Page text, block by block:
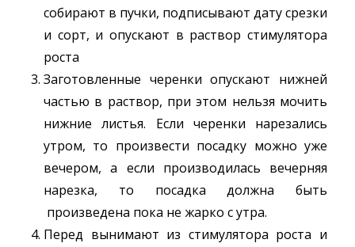
собирают в пучки, подписывают дату срезки
и сорт, и опускают в раствор стимулятора
роста
Заготовленные черенки опускают нижней
частью в раствор, при этом нельзя мочить
нижние листья. Если черенки нарезались
утром, то произвести посадку можно уже
вечером, а если производилась вечерняя
нарезка, то посадка должна быть
произведена пока не жарко с утра.
Перед вынимают из стимулятора роста и